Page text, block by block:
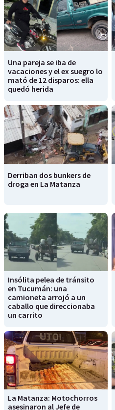
Una pareja se iba de
vacaciones y el ex suegro lo
mató de 12 disparos: ella
quedó herida
Derriban dos bunkers de
droga en La Matanza
Insólita pelea de tránsito
en Tucumán: una
camioneta arrojó a un
caballo que direccionaba
un carrito
La Matanza: Motochorros
asesinaron al Jefe de